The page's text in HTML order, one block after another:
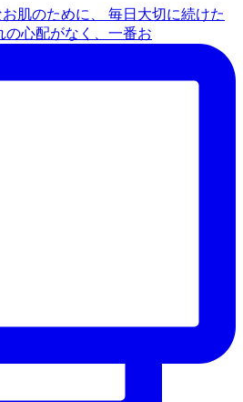
肌のために、 毎日大切に続けた
の心配がなく、一番お